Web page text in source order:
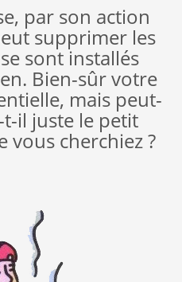
par son action
supprimer les
sont installés
Bien-sûr votre
mais peut-
il juste le petit
vous cherchiez ?